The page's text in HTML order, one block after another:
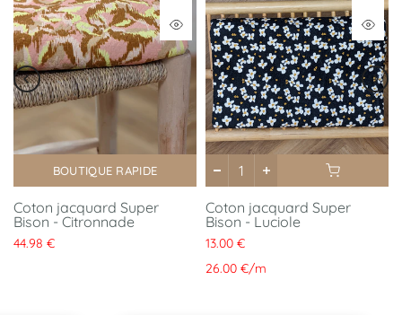
BOUTIQUE RAPIDE
Coton jacquard Super
Bison - Citronnade
44.98 €
Coton jacquard Super
Bison - Luciole
13.00 €
26.00 €/m